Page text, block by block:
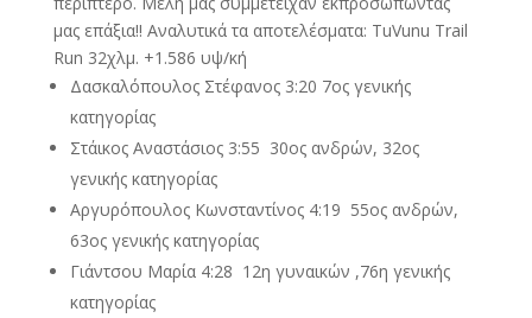
μας επάξια!! Αναλυτικά τα αποτελέσματα: TuVunu Trail
Run 32χλμ. +1.586 υψ/κή
Δασκαλόπουλος Στέφανος 3:20 7ος γενικής
κατηγορίας
Στάικος Αναστάσιος 3:55 30ος ανδρών, 32ος
γενικής κατηγορίας
Αργυρόπουλος Κωνσταντίνος 4:19 55ος ανδρών,
63ος γενικής κατηγορίας
Γιάντσου Μαρία 4:28 12η γυναικών ,76η γενικής
κατηγορίας